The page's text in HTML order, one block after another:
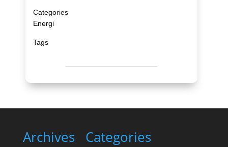
Energi
Archives Categories